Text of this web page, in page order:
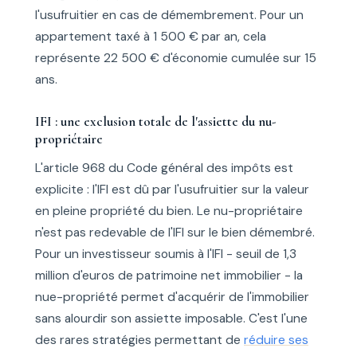
l'usufruitier en cas de démembrement. Pour un
appartement taxé à 1 500 € par an, cela
représente 22 500 € d'économie cumulée sur 15
ans.
IFI : une exclusion totale de l'assiette du nu-
propriétaire
L'article 968 du Code général des impôts est
explicite : l'IFI est dû par l'usufruitier sur la valeur
en pleine propriété du bien. Le nu-propriétaire
n'est pas redevable de l'IFI sur le bien démembré.
Pour un investisseur soumis à l'IFI - seuil de 1,3
million d'euros de patrimoine net immobilier - la
nue-propriété permet d'acquérir de l'immobilier
sans alourdir son assiette imposable. C'est l'une
des rares stratégies permettant de réduire ses